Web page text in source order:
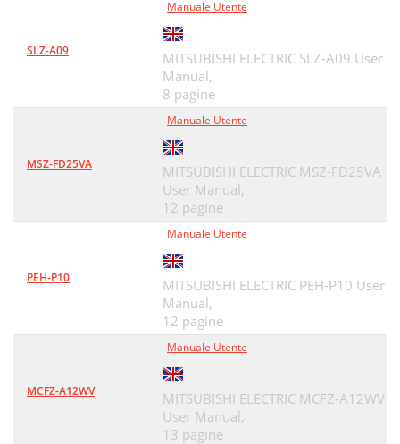
SLZ-A09
Manuale Utente
MITSUBISHI ELECTRIC SLZ-A09 User
Manual,
8 pagine
MSZ-FD25VA
Manuale Utente
MITSUBISHI ELECTRIC MSZ-FD25VA
User Manual,
12 pagine
PEH-P10
Manuale Utente
MITSUBISHI ELECTRIC PEH-P10 User
Manual,
12 pagine
MCFZ-A12WV
Manuale Utente
MITSUBISHI ELECTRIC MCFZ-A12WV
User Manual,
13 pagine